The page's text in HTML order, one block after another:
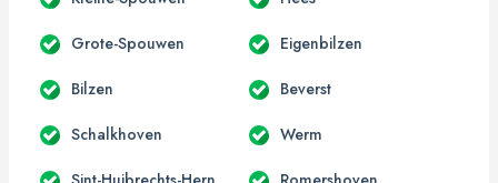
Grote-Spouwen Eigenbilzen
Bilzen Beverst
Schalkhoven Werm